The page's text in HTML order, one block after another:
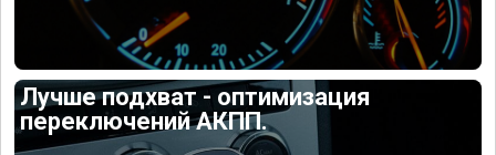
Лучше подхват - оптимизация
переключений АКПП.